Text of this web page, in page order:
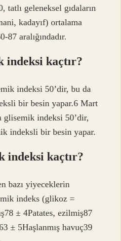
tatlı geleneksel gıdaların
kadayıf) ortalama
aralığındadır.
indeksi kaçtır?
indeksi 50’dir, bu da
bir besin yapar.6 Mart
glisemik indeksi 50’dir,
indeksli bir besin yapar.
indeksi kaçtır?
bazı yiyeceklerin
indeks (glikoz =
± 4Patates, ezilmiş87
± 5Haşlanmış havuç39